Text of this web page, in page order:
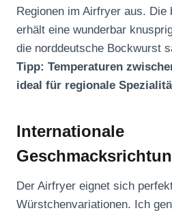
Regionen im Airfryer aus.
erhält eine wunderbar
die norddeutsche Bockwurst
Tipp: Temperaturen
ideal für regionale
Internationale
Der Airfryer eignet sich
Würstchenvariationen. Ich